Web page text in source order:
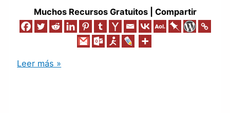
Muchos Recursos Gratuitos | Compartir
Leer más »